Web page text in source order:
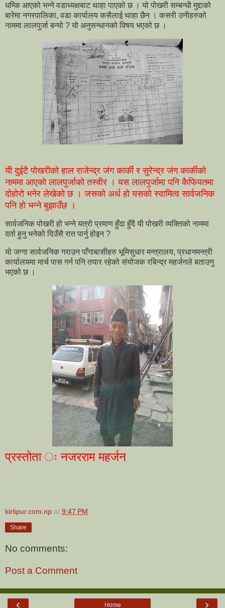
धम्कि आएको भन्ने वडाध्यक्षबाट थाहा पाएको छ । यो पोखरी सम्बन्धी मुद्दाको
बारेमा नगरपालिका, वडा कार्यालय कसैलाई थाहा छैन । कसरी उनीहरुको
नाममा लालपुर्जा बन्यो ? यो अनुसन्धानको विषय भएको छ ।
यी दुईटै पोखरीको हाल राजेन्द्र जंग कार्की र सुरेन्द्र जंग कार्कीको
नाममा आएको लालपुर्जाको तस्वीर । यस लालपुर्जामा पनि कैफियतमा
दोहोरो भनेर लेखेको छ । जसको अर्थ हो यसको स्वामित्व सार्वजनिक
पनि हो भन्ने बुझाउँछ ।
सार्वजनिक पोखरी हो भन्ने यत्रो प्रमाण हुँदा हुँदै यी पोखरी व्यक्तिको नाममा
दर्ता हुनु भनेको दिउँसै रात पार्नु होइन ?
यो जग्गा सार्वजनिक गराउन पाँगाबासीहरु भूमिसुधार मन्त्रालय, प्रधानमन्त्री
कार्यालयमा मार्च पास गर्न पनि तयार रहेको संयोजक रबिन्द्र महर्जनले बताउनु
भएको छ ।
प्रस्तोता ः नजरराम महर्जन
kirtipur.com.np at 9:47 PM
Share
No comments:
Post a Comment
‹ ›
Home